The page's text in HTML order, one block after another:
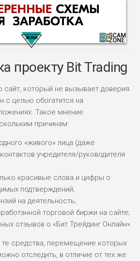
ЛЮБИТЕЛЯ
М СТАВОК
ОБЗОР
проекту Bit Trading
сайт, который не вызывает доверия.
с целью обогатится на
Такое мнение
причинам:
«живого» лица (даже
учредителя/руководителя
красивые слова и цифры о
подтверждений;
на деятельность;
торговой биржи на сайте;
отзывов о «Бит Трейдинг Онлайн».
средства, перемещение которых
отследить, в отличие от тех же